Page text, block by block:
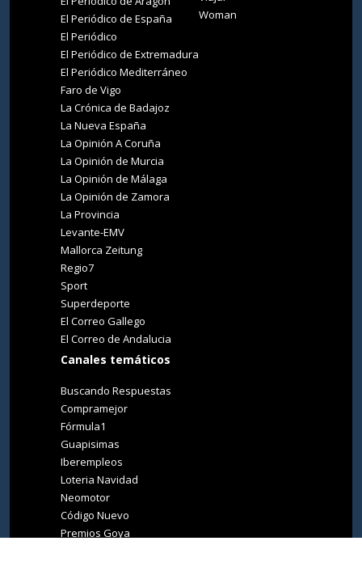
El Periódico de España
El Periódico
El Periódico de Extremadura
El Periódico Mediterráneo
Faro de Vigo
La Crónica de Badajoz
La Nueva España
La Opinión A Coruña
La Opinión de Murcia
La Opinión de Málaga
La Opinión de Zamora
La Provincia
Levante-EMV
Mallorca Zeitung
Regio7
Sport
Superdeporte
El Correo Gallego
El Correo de Andalucia
Canales temáticos
Buscando Respuestas
Compramejor
Fórmula1
Guapisimas
Iberempleos
Loteria Navidad
Neomotor
Código Nuevo
Premios Goya
Woman